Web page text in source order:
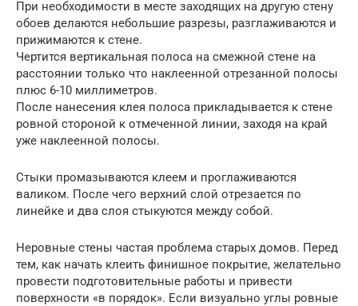
При необходимости в месте заходящих на другую стену
обоев делаются небольшие разрезы, разглаживаются и
прижимаются к стене.
Чертится вертикальная полоса на смежной стене на
расстоянии только что наклеенной отрезанной полосы
плюс 6-10 миллиметров.
После нанесения клея полоса прикладывается к стене
ровной стороной к отмеченной линии, заходя на край
уже наклеенной полосы.
Стыки промазываются клеем и проглаживаются
валиком. После чего верхний слой отрезается по
линейке и два слоя стыкуются между собой.
Неровные стены частая проблема старых домов. Перед
тем, как начать клеить финишное покрытие, желательно
провести подготовительные работы и привести
поверхности «в порядок». Если визуально углы ровные